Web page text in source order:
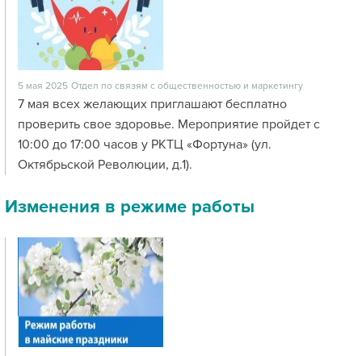
5 мая 2025 Отдел по связям с общественностью и маркетингу
7 мая всех желающих приглашают бесплатно
проверить свое здоровье. Мероприятие пройдет с
10:00 до 17:00 часов у РКТЦ «Фортуна» (ул.
Октябрьской Революции, д.1).
Изменения в режиме работы